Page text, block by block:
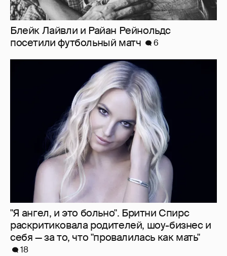
Блейк Лайвли и Райан Рейнольдс
посетили футбольный матч
6
"Я ангел, и это больно". Бритни Спирс
раскритиковала родителей, шоу-бизнес и
себя — за то, что "провалилась как мать"
18